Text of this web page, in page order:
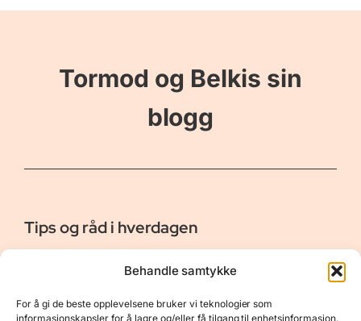
Behandle samtykke
For å gi de beste opplevelsene bruker vi teknologier som
informasjonskapsler for å lagre og/eller få tilgang til enhetsinformasjon.
Tormod og Belkis sin
blogg
Tips og råd i hverdagen
Er vår bloggside hvor vi ønsker å dele våre opplevelser og
gi deg råd og tips innen reiser, hotell - og restauranter,
naturopplevelser, personlig pleie, data, film og bøker m.m.
Nyttige Linker Resurser